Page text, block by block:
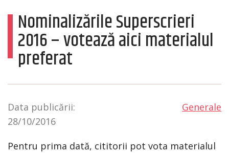
Nominalizările Superscrieri
2016 – votează aici materialul
preferat
Data publicării:
28/10/2016
Generale
Pentru prima dată, cititorii pot vota materialul